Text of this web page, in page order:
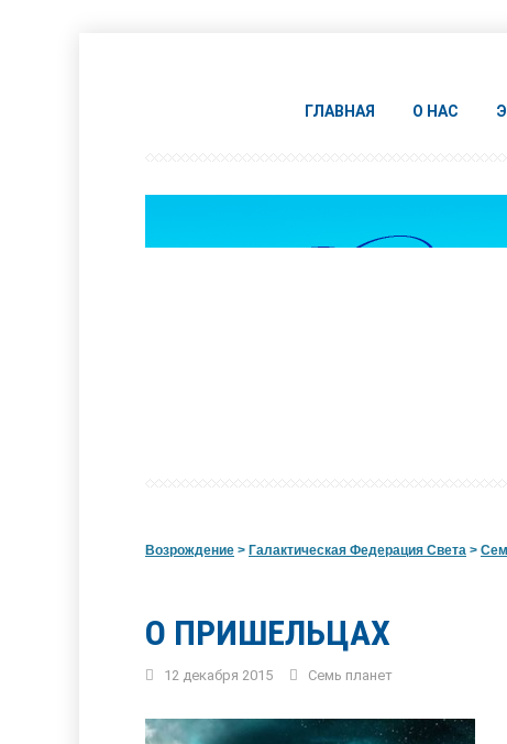
ГЛАВНАЯ О НАС
Возрождение > Галактическая Федерация Света >
О ПРИШЕЛЬЦАХ
12 декабря 2015 Семь планет